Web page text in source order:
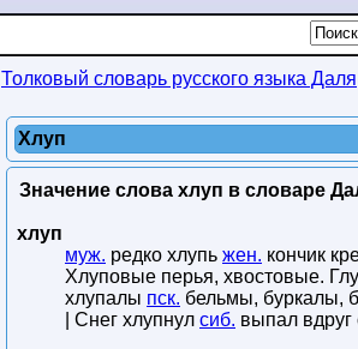
Толковый словарь русского языка Даля
Хлуп
Значение слова хлуп в словаре
хлуп
муж. редко хлупь жен. кончик
Хлуповые перья, хвостовые.
хлупалы пск. бельмы, буркалы,
| Снег хлупнул сиб. выпал вдруг